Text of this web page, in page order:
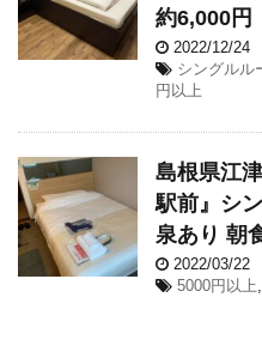
約6,000円
2022/12/24
シングルル
円以上
島根県江
駅前』シ
泉あり 朝
2022/03/22
5000円以上